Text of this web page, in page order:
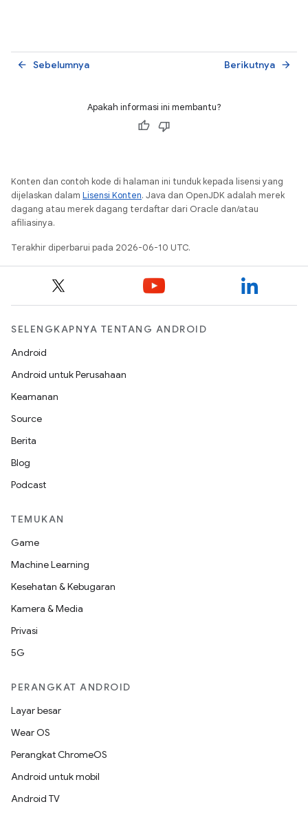
Sebelumnya
arrow_back Berikutnya arrow_forward
Apakah informasi ini membantu?
Konten dan contoh kode di halaman ini tunduk kepada lisensi yang
dijelaskan dalam Lisensi Konten. Java dan OpenJDK adalah merek
dagang atau merek dagang terdaftar dari Oracle dan/atau
afiliasinya.
Terakhir diperbarui pada 2026-06-10 UTC.
SELENGKAPNYA TENTANG ANDROID
Android
Android untuk Perusahaan
Keamanan
Source
Berita
Blog
Podcast
TEMUKAN
Game
Machine Learning
Kesehatan & Kebugaran
Kamera & Media
Privasi
5G
PERANGKAT ANDROID
Layar besar
Wear OS
Perangkat ChromeOS
Android untuk mobil
Android TV